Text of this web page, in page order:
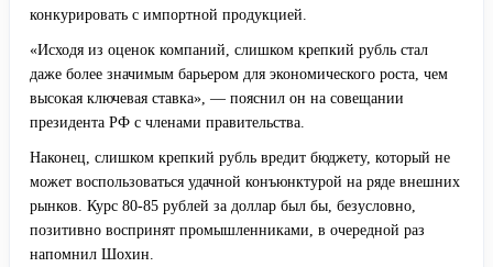
конкурировать с импортной продукцией.
«Исходя из оценок компаний, слишком крепкий рубль стал
даже более значимым барьером для экономического роста, чем
высокая ключевая ставка», — пояснил он на совещании
президента РФ с членами правительства.
Наконец, слишком крепкий рубль вредит бюджету, который не
может воспользоваться удачной конъюнктурой на ряде внешних
рынков. Курс 80-85 рублей за доллар был бы, безусловно,
позитивно воспринят промышленниками, в очередной раз
напомнил Шохин.